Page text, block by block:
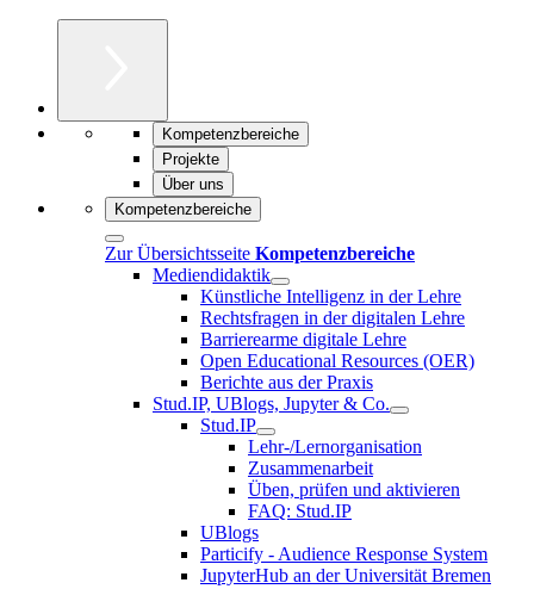
Kompetenzbereiche
Projekte
Über uns
Kompetenzbereiche
Zur Übersichtsseite Kompetenzbereiche
Mediendidaktik
Künstliche Intelligenz in der Lehre
Rechtsfragen in der digitalen Lehre
Barrierearme digitale Lehre
Open Educational Resources (OER)
Berichte aus der Praxis
Stud.IP, UBlogs, Jupyter & Co.
Stud.IP
Lehr-/Lernorganisation
Zusammenarbeit
Üben, prüfen und aktivieren
FAQ: Stud.IP
UBlogs
Particify - Audience Response System
JupyterHub an der Universität Bremen